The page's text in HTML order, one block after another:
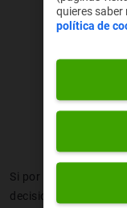
Si por algo destacan
decisiones de forma
quieres saber
política de